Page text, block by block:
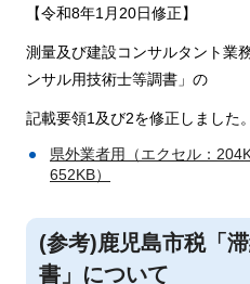
【令和8年1月20日修正】
測量及び建設コンサルタント業
ンサル用技術士等調書」の
記載要領1及び2を修正しました。
県外業者用（エクセル：
652KB）
(参考)鹿児島市税「
書」について